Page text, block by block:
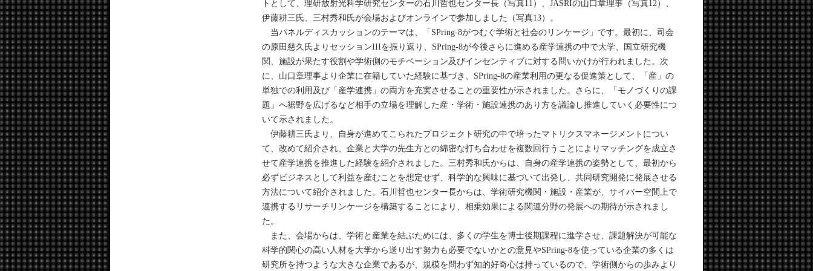
トとして、理研放射光科学研究センターの石川哲也センター長（写真11）、JASRIの山口章理事（写真12）、
伊藤耕三氏、三村秀和氏が会場およびオンラインで参加しました（写真13）。
当パネルディスカッションのテーマは、「SPring-8がつむぐ学術と社会のリンケージ」です。最初に、司会
の原田慈久氏よりセッションIIIを振り返り、SPring-8が今後さらに進める産学連携の中で大学、国立研究機
関、施設が果たす役割や学術側のモチベーション及びインセンティブに対する問いかけが行われました。次
に、山口章理事より企業に在籍していた経験に基づき、SPring-8の産業利用の更なる促進策として、「産」の
単独での利用及び「産学連携」の両方を充実させることの重要性が示されました。さらに、「モノづくりの課
題」へ裾野を広げるなど相手の立場を理解した産・学術・施設連携のあり方を議論し推進していく必要性につ
いて示されました。
伊藤耕三氏より、自身が進めてこられたプロジェクト研究の中で培ったマトリクスマネージメントについ
て、改めて紹介され、企業と大学の先生方との綿密な打ち合わせを複数回行うことによりマッチングを成立さ
せて産学連携を推進した経験を紹介されました。三村秀和氏からは、自身の産学連携の姿勢として、最初から
必ずビジネスとして利益を産むことを想定せず、科学的な興味に基づいて出発し、共同研究開発に発展させる
方法について紹介されました。石川哲也センター長からは、学術研究機関・施設・産業が、サイバー空間上で
連携するリサーチリンケージを構築することにより、相乗効果による関連分野の発展への期待が示されまし
た。
また、会場からは、学術と産業を結ぶためには、多くの学生を博士後期課程に進学させ、課題解決が可能な
科学的関心の高い人材を大学から送り出す努力も必要でないかとの意見やSPring-8を使っている企業の多くは
研究所を持つような大きな企業であるが、規模を問わず知的好奇心は持っているので、学術側からの歩みより